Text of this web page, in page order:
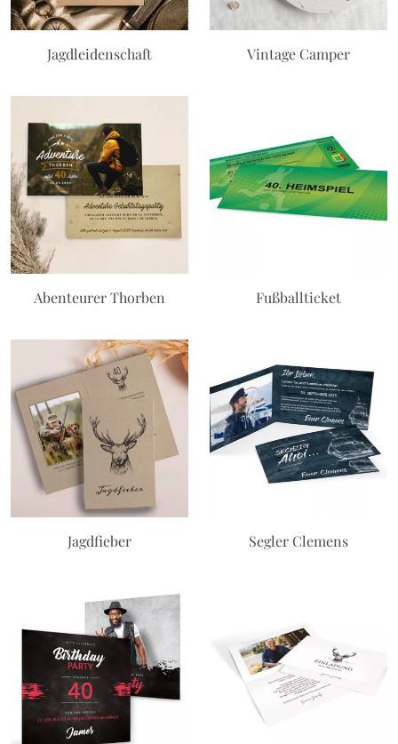
Jagdleidenschaft Vintage Camper
Abenteurer Thorben Fußballticket
Jagdfieber Segler Clemens